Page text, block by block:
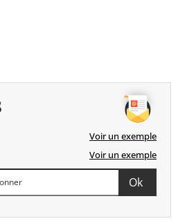
Voir un exemple
Voir un exemple